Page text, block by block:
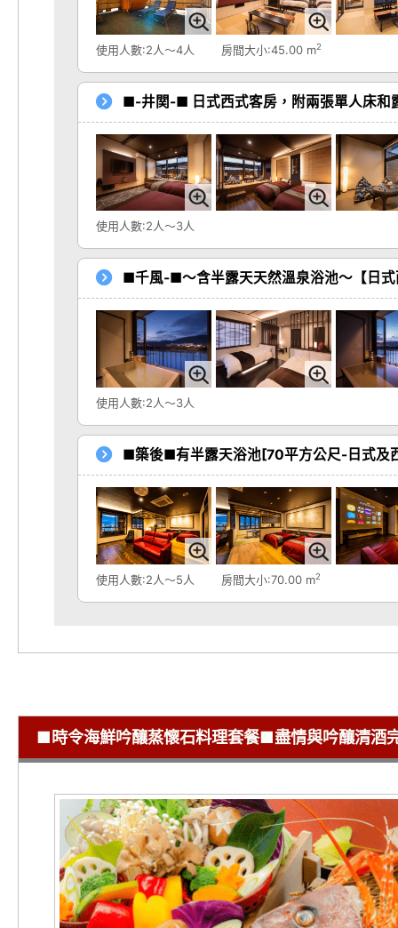
使用人數:2人～4人 房間大小:45.00 m2
■-井関-■ 日式西式客房，附兩張單人床和
使用人數:2人～3人
■千風-■～含半露天天然溫泉浴池～【日式
使用人數:2人～3人
■築後■有半露天浴池[70平方公尺-日式及
使用人數:2人～5人 房間大小:70.00 m2
■時令海鮮吟釀蒸懷石料理套餐■盡情與吟釀清酒